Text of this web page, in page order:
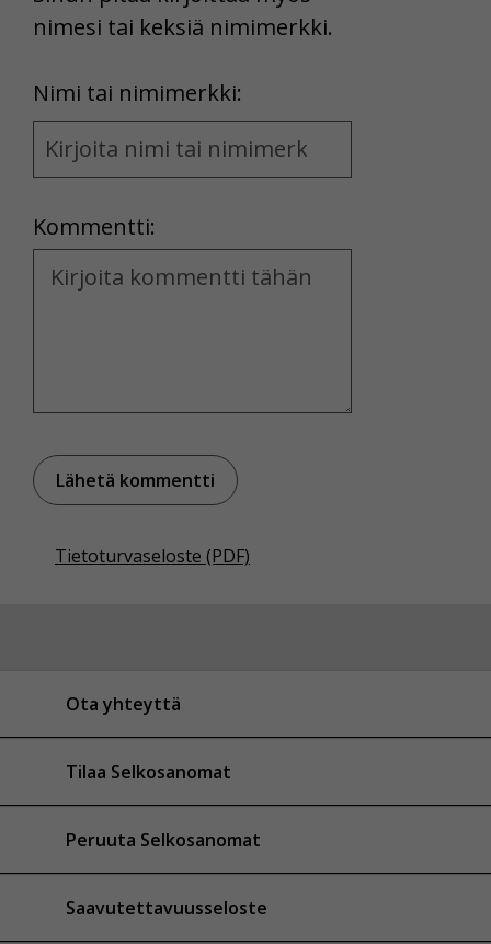
nimesi tai keksiä nimimerkki.
Nimi tai nimimerkki:
Name
and
Kommentti:
Kommentti
Tietoturvaseloste (PDF)
Ota yhteyttä
Tilaa Selkosanomat
Peruuta Selkosanomat
Saavutettavuusseloste